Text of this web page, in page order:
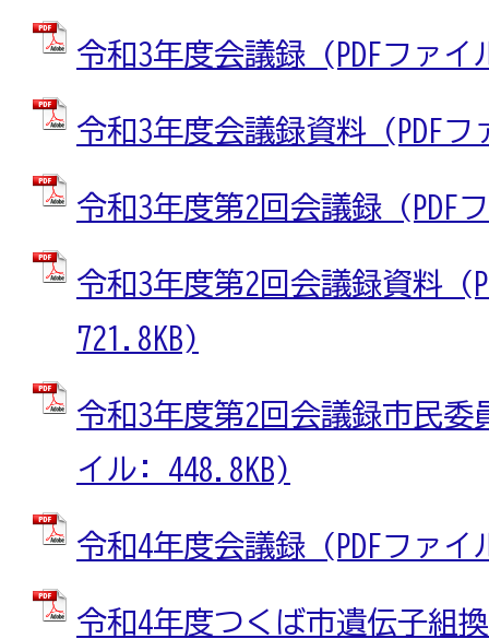
令和3年度会議録 (PDFファ
令和3年度会議録資料 (PDF
令和3年度第2回会議録 (PDF
令和3年度第2回会議録資料
721.8KB)
令和3年度第2回会議録市民委
イル: 448.8KB)
令和4年度会議録 (PDFファ
令和4年度つくば市遺伝子組